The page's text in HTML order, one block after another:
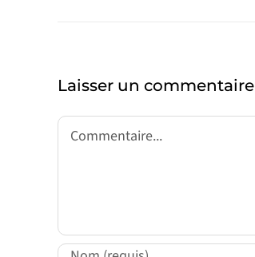
Laisser un commentaire
Commentaire